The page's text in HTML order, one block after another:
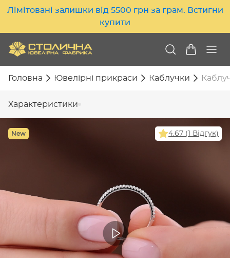
Лімітовані залишки від 5500 грн за грам. Встигни
купити
Головна Ювелірні прикраси Каблучки
Характеристики
New 4.67 (1 Відгук)